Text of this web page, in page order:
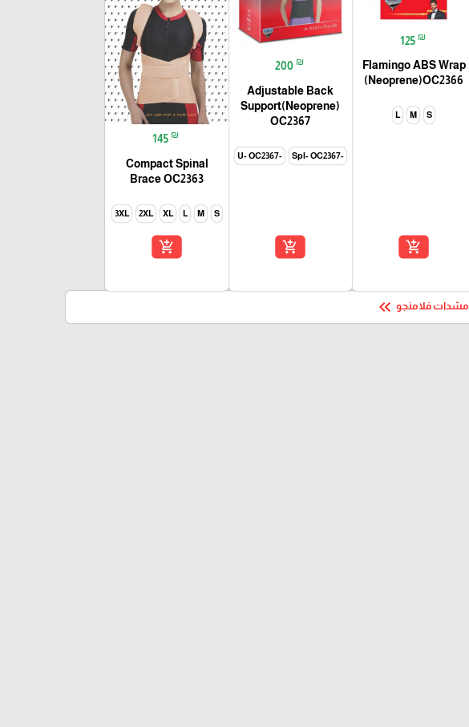
125 ₪
Flamingo ABS Wrap
(Neoprene)OC2366
S
M
L
add_shopping_cart
200 ₪
Adjustable Back
Support(Neoprene)
OC2367
-Spl- OC2367
-U- OC2367
add_shopping_cart
145 ₪
Compact Spinal
Brace OC2363
S
M
L
XL
2XL
3XL
add_shopping_cart
مشدات فلامنجو keyboard_double_arrow_left